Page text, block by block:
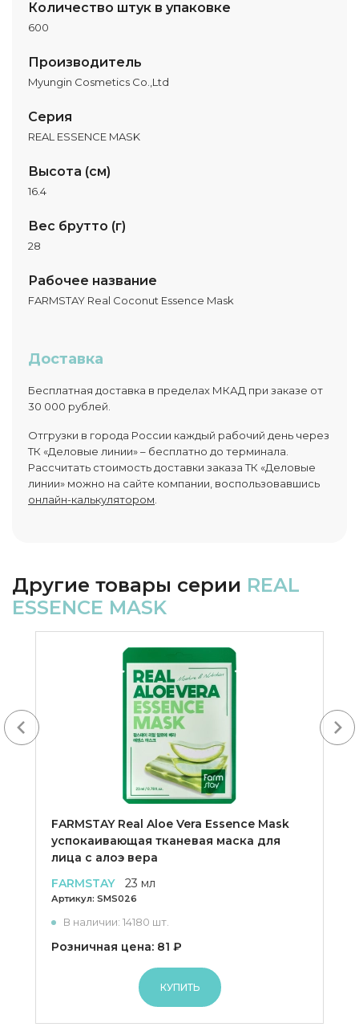
Количество штук в упаковке
600
Производитель
Myungin Cosmetics Co.,Ltd
Серия
REAL ESSENCE MASK
Высота (см)
16.4
Вес брутто (г)
28
Рабочее название
FARMSTAY Real Coconut Essence Mask
Доставка
Бесплатная доставка в пределах МКАД при заказе от
30 000 рублей.
Отгрузки в города России каждый рабочий день через
ТК «Деловые линии» – бесплатно до терминала.
Рассчитать стоимость доставки заказа ТК «Деловые
линии» можно на сайте компании, воспользовавшись
онлайн-калькулятором
Другие товары серии REAL
ESSENCE MASK
FARMSTAY Real Aloe Vera Essence Mask
успокаивающая тканевая маска для
лица с алоэ вера
FARMSTAY
23 мл
Артикул: SMS026
В наличии: 14180 шт.
Розничная цена: 81 ₽
КУПИТЬ